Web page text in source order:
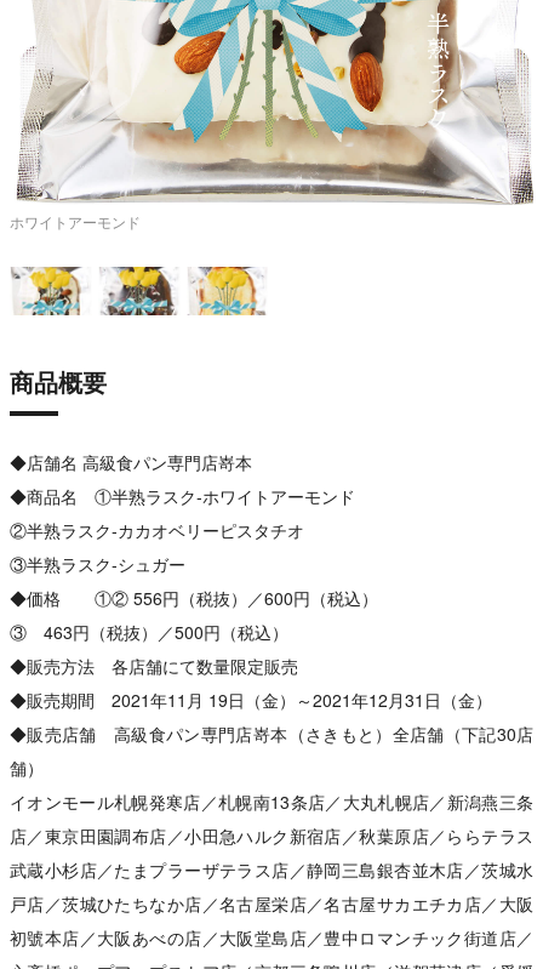
ホワイトアーモンド
商品概要
◆店舗名 高級食パン専門店嵜本
◆商品名 ①半熟ラスク‐ホワイトアーモンド
②半熟ラスク‐カカオベリーピスタチオ
③半熟ラスク‐シュガー
◆価格 ①② 556円（税抜）／600円（税込）
③ 463円（税抜）／500円（税込）
◆販売方法 各店舗にて数量限定販売
◆販売期間 2021年11月 19日（金）～2021年12月31日（金）
◆販売店舗 高級食パン専門店嵜本（さきもと）全店舗（下記30店
舗）
イオンモール札幌発寒店／札幌南13条店／大丸札幌店／新潟燕三条
店／東京田園調布店／小田急ハルク新宿店／秋葉原店／ららテラス
武蔵小杉店／たまプラーザテラス店／静岡三島銀杏並木店／茨城水
戸店／茨城ひたちなか店／名古屋栄店／名古屋サカエチカ店／大阪
初號本店／大阪あべの店／大阪堂島店／豊中ロマンチック街道店／